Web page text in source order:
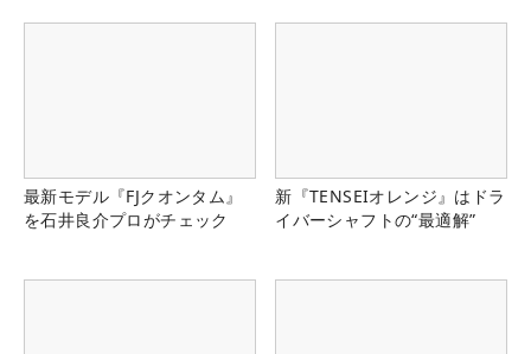
最新モデル『FJクオンタム』
を石井良介プロがチェック
新『TENSEIオレンジ』はドラ
イバーシャフトの“最適解”